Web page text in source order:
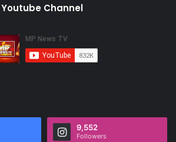
Channel
9,552
Followers